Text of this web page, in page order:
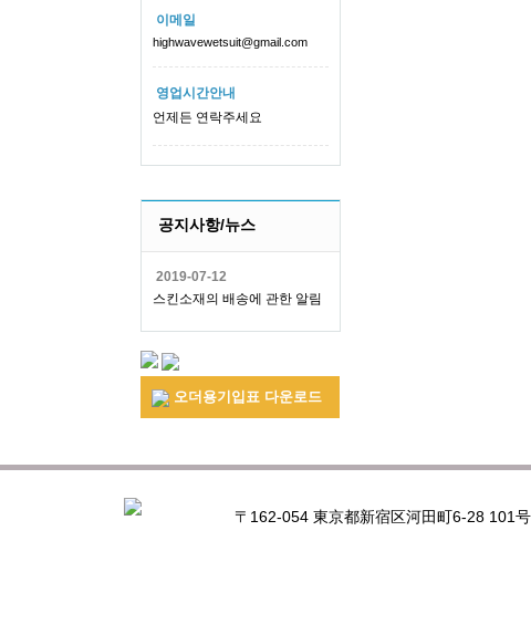
이메일
highwavewetsuit@gmail.com
영업시간안내
언제든 연락주세요
공지사항/뉴스
2019-07-12
스킨소재의 배송에 관한 알림
오더용기입표 다운로드
〒162-054 東京都新宿区河田町6-28 101号